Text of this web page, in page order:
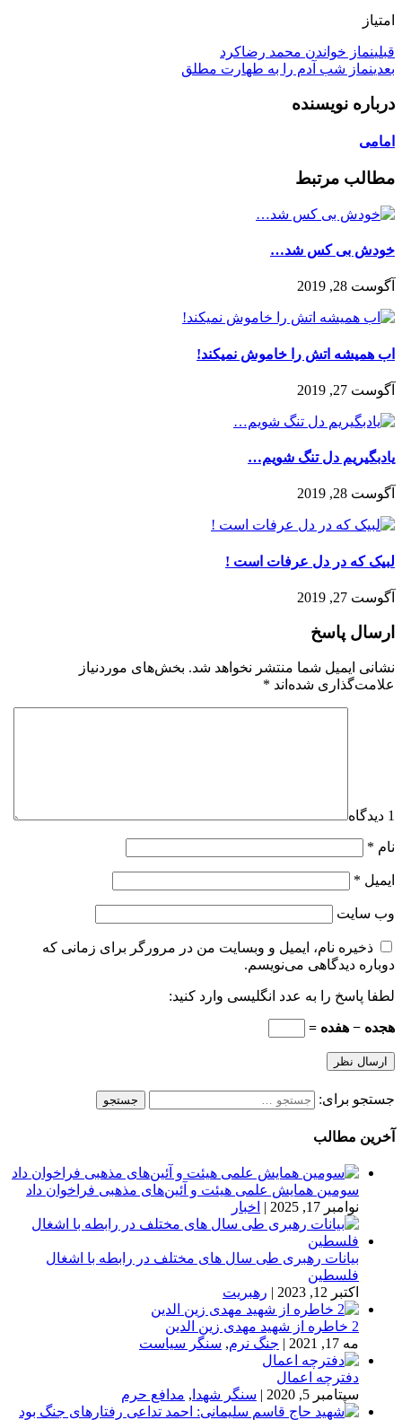
امتیاز
قبلینماز خواندن محمد رضاکرد
بعدینماز شب آدم را به طهارت مطلق
درباره نویسنده
امامی
مطالب مرتبط
خودش بی کس شد…
آگوست 28, 2019
اب همیشه اتش را خاموش نمیکند!
آگوست 27, 2019
یادبگیریم دل تنگ شویم…
آگوست 28, 2019
لبیک که در دل عرفات است !
آگوست 27, 2019
ارسال پاسخ
نشانی ایمیل شما منتشر نخواهد شد. بخش‌های موردنیاز
علامت‌گذاری شده‌اند *
1 دیدگاه
نام *
ایمیل *
وب‌ سایت
ذخیره نام، ایمیل و وبسایت من در مرورگر برای زمانی که
دوباره دیدگاهی می‌نویسم.
لطفا پاسخ را به عدد انگلیسی وارد کنید:
هجده − هفده =
جستجو برای:
آخرین مطالب
سومین همایش علمی هیئت و آئین‌های مذهبی فراخوان داد
نوامبر 17, 2025
| اخبار
بیانات رهبری طی سال های مختلف در رابطه با اشغال
فلسطین
اکتبر 12, 2023
| رهبریت
2 خاطره از شهید مهدی زین الدین
مه 17, 2021
| جنگ نرم, سنگر سیاست
دفترچه اعمال
سپتامبر 5, 2020
| سنگر شهدا , مدافع حرم